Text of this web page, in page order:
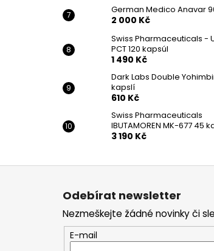
German Medico Anavar
2 000 Kč
Swiss Pharmaceuticals -
PCT 120 kapsúl
1 490 Kč
Dark Labs Double
kapslí
610 Kč
Swiss Pharmaceuticals
IBUTAMOREN MK-677 45
3 190 Kč
Z
Odebírat newsletter
Nezmeškejte žádné novinky či
E-mail